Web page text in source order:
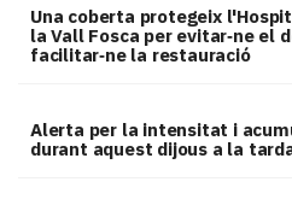
Una coberta protegeix
la Vall Fosca per evitar‑ne el
facilitar‑ne la restauració
Alerta per la intensitat i
durant aquest dijous a la